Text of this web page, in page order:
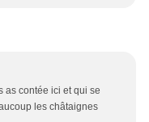
as contée ici et qui se
les châtaignes